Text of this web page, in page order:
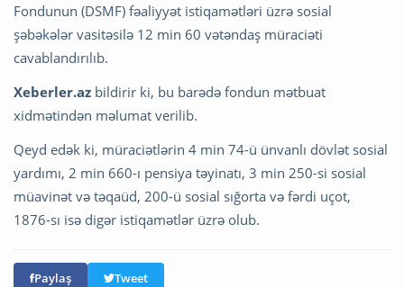
Fondunun (DSMF) fəaliyyət istiqamətləri üzrə sosial
şəbəkələr vasitəsilə 12 min 60 vətəndaş müraciəti
cavablandırılıb.
Xeberler.az bildirir ki, bu barədə fondun mətbuat
xidmətindən məlumat verilib.
Qeyd edək ki, müraciətlərin 4 min 74-ü ünvanlı dövlət sosial
yardımı, 2 min 660-ı pensiya təyinatı, 3 min 250-si sosial
müavinət və təqaüd, 200-ü sosial sığorta və fərdi uçot,
1876-sı isə digər istiqamətlər üzrə olub.
Paylaş Tweet